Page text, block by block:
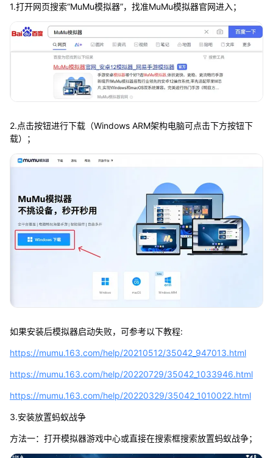
1.打开网页搜索“MuMu模拟器”，找准MuMu模拟器官网进入；
2.点击按钮进行下载（Windows ARM架构电脑可点击下方按钮下
载）；
如果安装后模拟器启动失败，可参考以下教程:
https://mumu.163.com/help/20210512/35042_947013.html
https://mumu.163.com/help/20220729/35042_1033946.html
https://mumu.163.com/help/20220329/35042_1010022.html
3.安装放置蚂蚁战争
方法一：打开模拟器游戏中心或直接在搜索框搜索放置蚂蚁战争；